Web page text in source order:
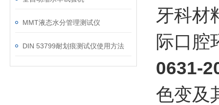
MMT液态水分管理测试仪
DIN 53799耐划痕测试仪使用方法
牙科材
际口腔
0631-
色变及